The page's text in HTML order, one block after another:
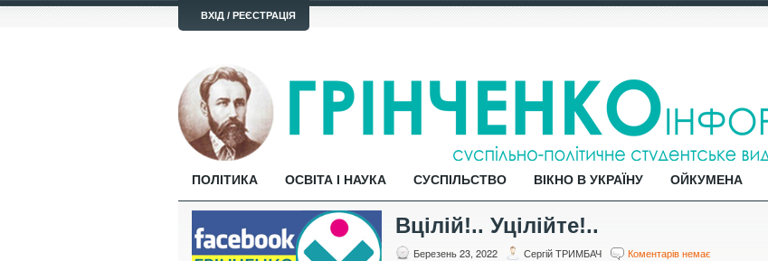
ВХІД / РЕЄСТРАЦІЯ
ПОЛІТИКА ОСВІТА І НАУКА СУСПІЛЬСТВО ВІКНО В УКРАЇНУ ОЙКУМЕНА
Вцілій!.. Уцілійте!..
Березень 23, 2022 Сергій ТРИМБАЧ Коментарів немає